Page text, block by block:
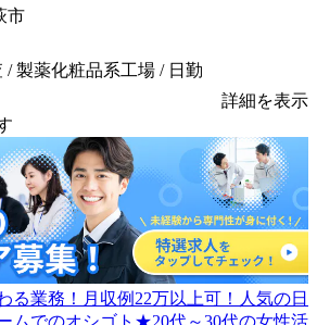
市
/ 製薬化粧品系工場 / 日勤
詳細を表示